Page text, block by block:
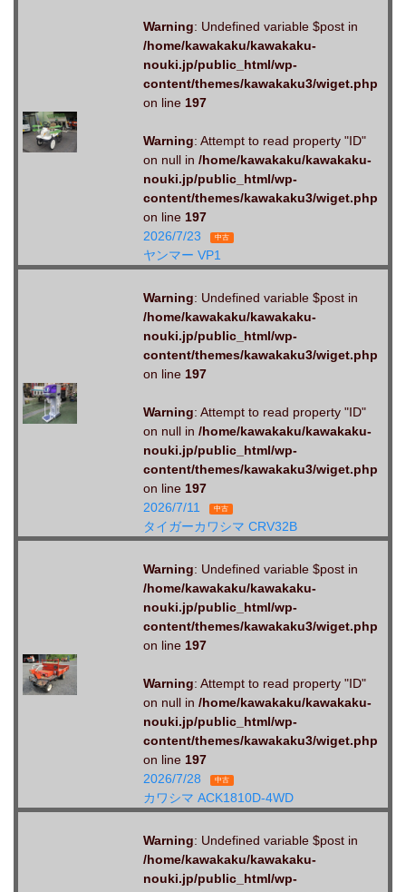
Warning: Undefined variable $post in
/home/kawakaku/kawakaku-
nouki.jp/public_html/wp-
content/themes/kawakaku3/wiget.php
on line 197
Warning: Attempt to read property "ID"
on null in /home/kawakaku/kawakaku-
nouki.jp/public_html/wp-
content/themes/kawakaku3/wiget.php
on line 197
2026/7/23
中古
ヤンマー VP1
Warning: Undefined variable $post in
/home/kawakaku/kawakaku-
nouki.jp/public_html/wp-
content/themes/kawakaku3/wiget.php
on line 197
Warning: Attempt to read property "ID"
on null in /home/kawakaku/kawakaku-
nouki.jp/public_html/wp-
content/themes/kawakaku3/wiget.php
on line 197
2026/7/11
中古
タイガーカワシマ CRV32B
Warning: Undefined variable $post in
/home/kawakaku/kawakaku-
nouki.jp/public_html/wp-
content/themes/kawakaku3/wiget.php
on line 197
Warning: Attempt to read property "ID"
on null in /home/kawakaku/kawakaku-
nouki.jp/public_html/wp-
content/themes/kawakaku3/wiget.php
on line 197
2026/7/28
中古
カワシマ ACK1810D-4WD
Warning: Undefined variable $post in
/home/kawakaku/kawakaku-
nouki.jp/public_html/wp-